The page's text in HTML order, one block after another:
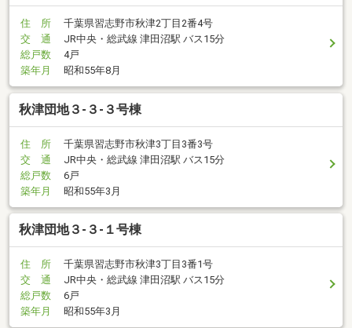
住 所
千葉県習志野市秋津2丁目2番4号
交 通
JR中央・総武線 津田沼駅 バス15分
総戸数
4戸
築年月
昭和55年8月
秋津団地３-３-３号棟
住 所
千葉県習志野市秋津3丁目3番3号
交 通
JR中央・総武線 津田沼駅 バス15分
総戸数
6戸
築年月
昭和55年3月
秋津団地３-３-１号棟
住 所
千葉県習志野市秋津3丁目3番1号
交 通
JR中央・総武線 津田沼駅 バス15分
総戸数
6戸
築年月
昭和55年3月